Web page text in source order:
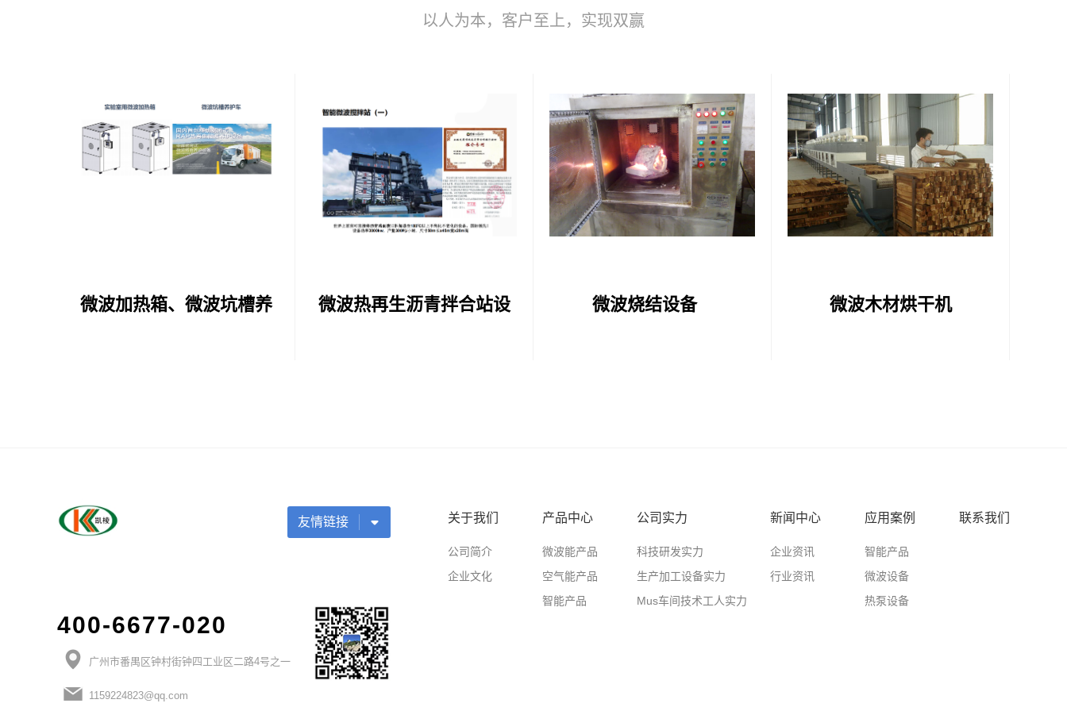
以人为本，客户至上，实现双赢
微波加热箱、微波坑槽养 微波热再生沥青拌合站设 微波烧结设备 微波木材烘干机
友情链接
400-6677-020
广州市番禺区钟村街钟四工业区二路4号之一
1159224823@qq.com
关于我们
公司简介
企业文化
产品中心
微波能产品
空气能产品
智能产品
公司实力
科技研发实力
生产加工设备实力
Mus车间技术工人实力
新闻中心
企业资讯
行业资讯
应用案例
智能产品
微波设备
热泵设备
联系我们